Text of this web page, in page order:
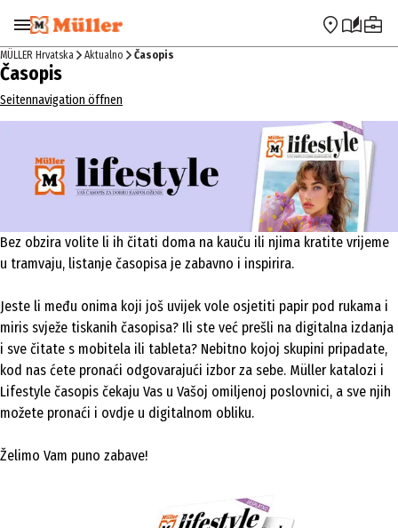
Preskoči na navigaciju Preskoči na glavni sadržaj
MÜLLER Hrvatska Aktualno Časopis
Časopis
Seitennavigation öffnen
Bez obzira volite li ih čitati doma na kauču ili njima kratite vrijeme
u tramvaju, listanje časopisa je zabavno i inspirira.
Jeste li među onima koji još uvijek vole osjetiti papir pod rukama i
miris svježe tiskanih časopisa? Ili ste već prešli na digitalna izdanja
i sve čitate s mobitela ili tableta? Nebitno kojoj skupini pripadate,
kod nas ćete pronaći odgovarajući izbor za sebe. Müller katalozi i
Lifestyle časopis čekaju Vas u Vašoj omiljenoj poslovnici, a sve njih
možete pronaći i ovdje u digitalnom obliku.
Želimo Vam puno zabave!